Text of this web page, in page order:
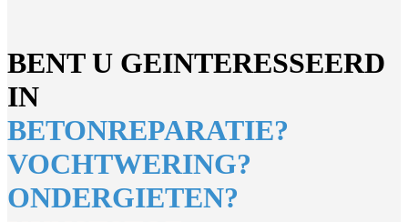
BENT U GEINTERESSEERD
IN
BETONREPARATIE?
VOCHTWERING?
ONDERGIETEN?